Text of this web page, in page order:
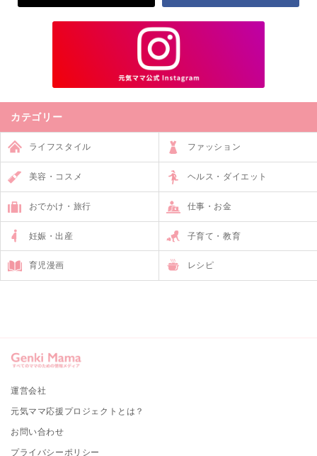
カテゴリー
ライフスタイル ファッション
美容・コスメ ヘルス・ダイエット
おでかけ・旅行 仕事・お金
妊娠・出産 子育て・教育
育児漫画 レシピ
運営会社
元気ママ応援プロジェクトとは？
お問い合わせ
プライバシーポリシー